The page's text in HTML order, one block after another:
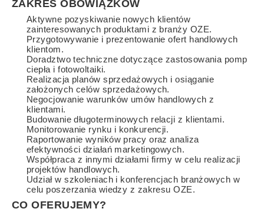
ZAKRES OBOWIĄZKÓW
Aktywne pozyskiwanie nowych klientów
zainteresowanych produktami z branży OZE.
Przygotowywanie i prezentowanie ofert handlowych
klientom.
Doradztwo techniczne dotyczące zastosowania pomp
ciepła i fotowoltaiki.
Realizacja planów sprzedażowych i osiąganie
założonych celów sprzedażowych.
Negocjowanie warunków umów handlowych z
klientami.
Budowanie długoterminowych relacji z klientami.
Monitorowanie rynku i konkurencji.
Raportowanie wyników pracy oraz analiza
efektywności działań marketingowych.
Współpraca z innymi działami firmy w celu realizacji
projektów handlowych.
Udział w szkoleniach i konferencjach branżowych w
celu poszerzania wiedzy z zakresu OZE.
CO OFERUJEMY?